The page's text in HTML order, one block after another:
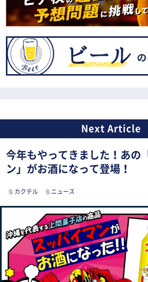
今年もやってきました！あの
ン」がお酒になって登場！
カクテル ニュース